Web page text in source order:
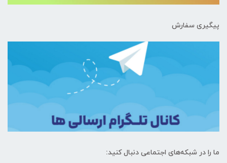
پیگیری سفارش
ما را در شبکه‌های اجتماعی دنبال کنید: